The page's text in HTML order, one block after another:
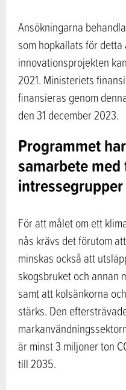
Ansökningarna
som hopkallats för
innovationsprojekten
2021. Ministeriets
finansieras genom
den 31 december 2023.
Programmet
samarbete
intressegrupper
För att målet om ett
nås krävs det förutom
minskas också att
skogsbruket och annan
samt att kolsänkorna
stärks. Den
är minst 3 miljoner ton
till 2035.